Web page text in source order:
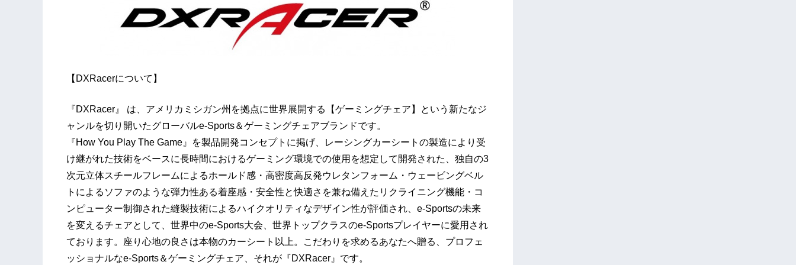
【DXRacerについて】
『DXRacer』 は、アメリカミシガン州を拠点に世界展開する【ゲーミングチェア】という新たなジ
ャンルを切り開いたグローバルe-Sports＆ゲーミングチェアブランドです。
『How You Play The Game』を製品開発コンセプトに掲げ、レーシングカーシートの製造により受
け継がれた技術をベースに長時間におけるゲーミング環境での使用を想定して開発された、独自の3
次元立体スチールフレームによるホールド感・高密度高反発ウレタンフォーム・ウェービングベル
トによるソファのような弾力性ある着座感・安全性と快適さを兼ね備えたリクライニング機能・コ
ンピューター制御された縫製技術によるハイクオリティなデザイン性が評価され、e-Sportsの未来
を変えるチェアとして、世界中のe-Sports大会、世界トップクラスのe-Sportsプレイヤーに愛用され
ております。座り心地の良さは本物のカーシート以上。こだわりを求めるあなたへ贈る、プロフェ
ッショナルなe-Sports＆ゲーミングチェア、それが『DXRacer』です。